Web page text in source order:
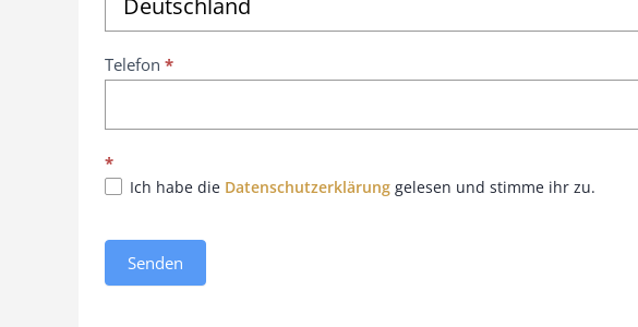
Deutschland
Telefon *
*
Ich habe die Datenschutzerklärung gelesen und stimme ihr zu.
Senden